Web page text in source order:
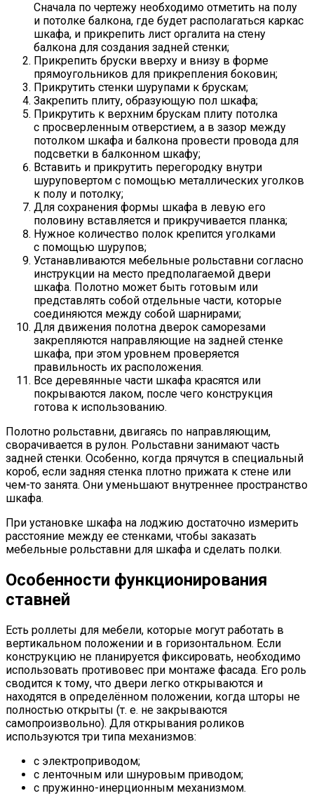
Сначала по чертежу необходимо отметить на полу
и потолке балкона, где будет располагаться каркас
шкафа, и прикрепить лист оргалита на стену
балкона для создания задней стенки;
Прикрепить бруски вверху и внизу в форме
прямоугольников для прикрепления боковин;
Прикрутить стенки шурупами к брускам;
Закрепить плиту, образующую пол шкафа;
Прикрутить к верхним брускам плиту потолка
с просверленным отверстием, а в зазор между
потолком шкафа и балкона провести провода для
подсветки в балконном шкафу;
Вставить и прикрутить перегородку внутри
шуруповертом с помощью металлических уголков
к полу и потолку;
Для сохранения формы шкафа в левую его
половину вставляется и прикручивается планка;
Нужное количество полок крепится уголками
с помощью шурупов;
Устанавливаются мебельные рольставни согласно
инструкции на место предполагаемой двери
шкафа. Полотно может быть готовым или
представлять собой отдельные части, которые
соединяются между собой шарнирами;
Для движения полотна дверок саморезами
закрепляются направляющие на задней стенке
шкафа, при этом уровнем проверяется
правильность их расположения.
Все деревянные части шкафа красятся или
покрываются лаком, после чего конструкция
готова к использованию.
Полотно рольставни, двигаясь по направляющим,
сворачивается в рулон. Рольставни занимают часть
задней стенки. Особенно, когда прячутся в специальный
короб, если задняя стенка плотно прижата к стене или
чем-то занята. Они уменьшают внутреннее пространство
шкафа.
При установке шкафа на лоджию достаточно измерить
расстояние между ее стенками, чтобы заказать
мебельные рольставни для шкафа и сделать полки.
Особенности функционирования
ставней
Есть роллеты для мебели, которые могут работать в
вертикальном положении и в горизонтальном. Если
конструкцию не планируется фиксировать, необходимо
использовать противовес при монтаже фасада. Его роль
сводится к тому, что двери легко открываются и
находятся в определённом положении, когда шторы не
полностью открыты (т. е. не закрываются
самопроизвольно). Для открывания роликов
используются три типа механизмов:
с электроприводом;
с ленточным или шнуровым приводом;
с пружинно-инерционным механизмом.